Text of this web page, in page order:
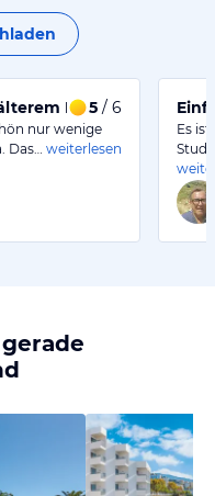
Interieur
5 / 6
nur wenige
weiterlesen
Es